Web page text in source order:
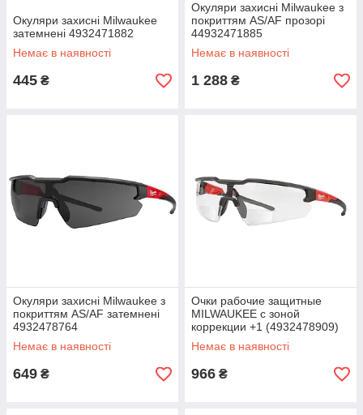
Окуляри захисні Milwaukee
затемнені 4932471882
Немає в наявності
445 ₴
Окуляри захисні Milwaukee з
покриттям AS/AF прозорі
44932471885
Немає в наявності
1 288 ₴
Окуляри захисні Milwaukee з
покриттям AS/AF затемнені
4932478764
Немає в наявності
649 ₴
Очки рабочие защитные
MILWAUKEE с зоной
коррекции +1 (4932478909)
Немає в наявності
966 ₴